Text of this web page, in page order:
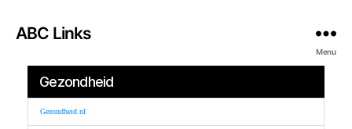
ABC Links
Menu
Gezondheid
Gezondheid.nl